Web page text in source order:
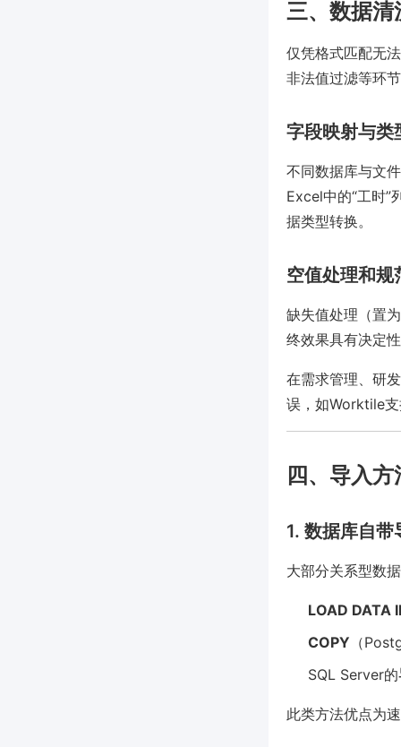
三、数据清
仅凭格式匹配无
非法值过滤等环
字段映射与类
不同数据库与文
Excel中的“工时”
据类型转换。
空值处理和规
缺失值处理（置
终效果具有决定
在需求管理、研
误，如Worktile
四、导入
1. 数据库自带
大部分关系型数
LOAD DATA
COPY （
SQL Server的
此类方法优点为